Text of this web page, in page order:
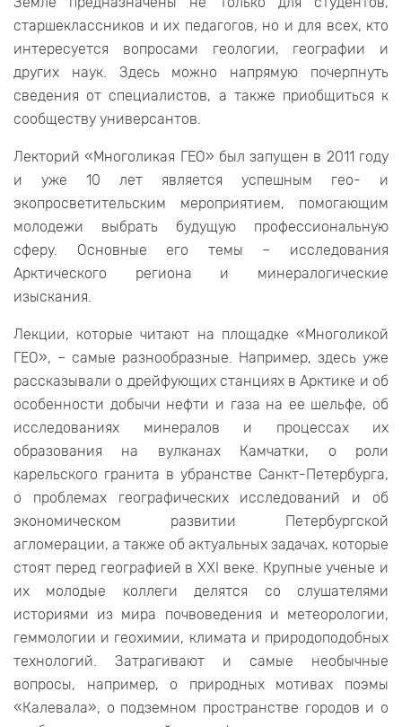
старшеклассников и их педагогов, но и для всех, кто
интересуется вопросами геологии, географии и
других наук. Здесь можно напрямую почерпнуть
сведения от специалистов, а также приобщиться к
сообществу универсантов.
Лекторий «Многоликая ГЕО» был запущен в 2011 году
и уже 10 лет является успешным гео- и
экопросветительским мероприятием, помогающим
молодежи выбрать будущую профессиональную
сферу. Основные его темы – исследования
Арктического региона и минералогические
изыскания.
Лекции, которые читают на площадке «Многоликой
ГЕО», – самые разнообразные. Например, здесь уже
рассказывали о дрейфующих станциях в Арктике и об
особенности добычи нефти и газа на ее шельфе, об
исследованиях минералов и процессах их
образования на вулканах Камчатки, о роли
карельского гранита в убранстве Санкт-Петербурга,
о проблемах географических исследований и об
экономическом развитии Петербургской
агломерации, а также об актуальных задачах, которые
стоят перед географией в XXI веке. Крупные ученые и
их молодые коллеги делятся со слушателями
историями из мира почвоведения и метеорологии,
геммологии и геохимии, климата и природоподобных
технологий. Затрагивают и самые необычные
вопросы, например, о природных мотивах поэмы
«Калевала», о подземном пространстве городов и о